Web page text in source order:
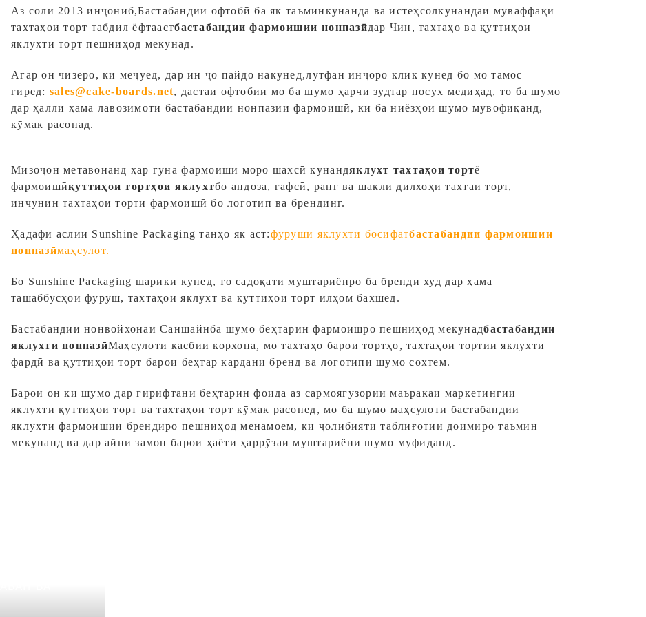
Аз соли 2013 инҷониб,Бастабандии офтобӣ ба як таъминкунанда ва истеҳсолкунандаи муваффақи
тахтаҳои торт табдил ёфтаастбастабандии фармоишии нонпазӣдар Чин, тахтаҳо ва қуттиҳои
яклухти торт пешниҳод мекунад.
Агар он чизеро, ки меҷӯед, дар ин ҷо пайдо накунед,лутфан инҷоро клик кунед бо мо тамос
гиред: sales@cake-boards.net, дастаи офтобии мо ба шумо ҳарчи зудтар посух медиҳад, то ба шумо
дар ҳалли ҳама лавозимоти бастабандии нонпазии фармоишӣ, ки ба ниёзҳои шумо мувофиқанд,
кӯмак расонад.
Мизоҷон метавонанд ҳар гуна фармоиши моро шахсӣ кунандяклухт тахтаҳои тортё
фармоишӣқуттиҳои тортҳои яклухтбо андоза, ғафсӣ, ранг ва шакли дилхоҳи тахтаи торт,
инчунин тахтаҳои торти фармоишӣ бо логотип ва брендинг.
Ҳадафи аслии Sunshine Packaging танҳо як аст:фурӯши яклухти босифатбастабандии фармоишии
нонпазӣмаҳсулот.
Бо Sunshine Packaging шарикӣ кунед, то садоқати муштариёнро ба бренди худ дар ҳама
ташаббусҳои фурӯш, тахтаҳои яклухт ва қуттиҳои торт илҳом бахшед.
Бастабандии нонвойхонаи Саншайнба шумо беҳтарин фармоишро пешниҳод мекунадбастабандии
яклухти нонпазӣМаҳсулоти касбии корхона, мо тахтаҳо барои тортҳо, тахтаҳои тортии яклухти
фардӣ ва қуттиҳои торт барои беҳтар кардани бренд ва логотипи шумо сохтем.
Барои он ки шумо дар гирифтани беҳтарин фоида аз сармоягузории маъракаи маркетингии
яклухти қуттиҳои торт ва тахтаҳои торт кӯмак расонед, мо ба шумо маҳсулоти бастабандии
яклухти фармоишии брендиро пешниҳод менамоем, ки ҷолибияти таблиғотии доимиро таъмин
мекунанд ва дар айни замон барои ҳаёти ҳаррӯзаи муштариёни шумо муфиданд.